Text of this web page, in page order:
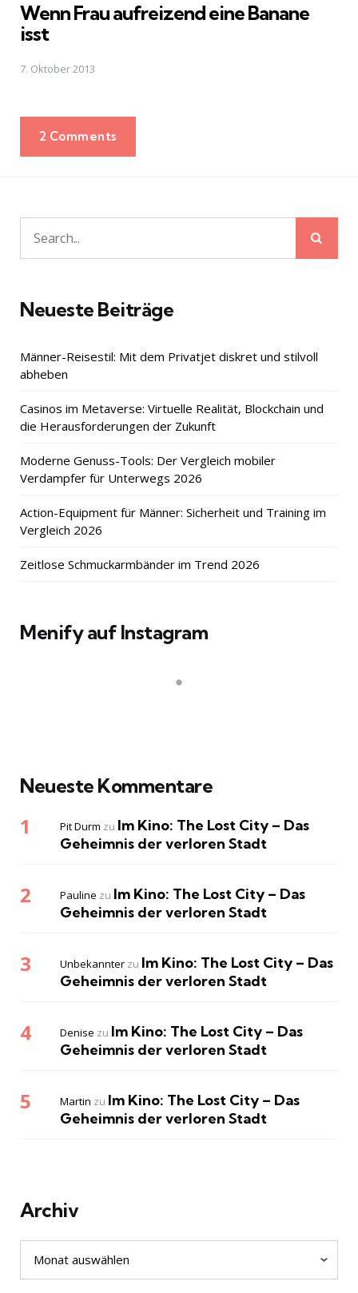
Wenn Frau aufreizend eine Banane
isst
7. Oktober 2013
2 Comments
Search
for:
Neueste Beiträge
Männer-Reisestil: Mit dem Privatjet diskret und stilvoll
abheben
Casinos im Metaverse: Virtuelle Realität, Blockchain und
die Herausforderungen der Zukunft
Moderne Genuss-Tools: Der Vergleich mobiler
Verdampfer für Unterwegs 2026
Action-Equipment für Männer: Sicherheit und Training im
Vergleich 2026
Zeitlose Schmuckarmbänder im Trend 2026
Menify auf Instagram
Neueste Kommentare
Pit Durm zu Im Kino: The Lost City – Das
Geheimnis der verloren Stadt
Pauline zu Im Kino: The Lost City – Das
Geheimnis der verloren Stadt
Unbekannter zu Im Kino: The Lost City – Das
Geheimnis der verloren Stadt
Denise zu Im Kino: The Lost City – Das
Geheimnis der verloren Stadt
Martin zu Im Kino: The Lost City – Das
Geheimnis der verloren Stadt
Archiv
Archiv